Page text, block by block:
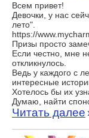
Всем привет!
Девочки, у нас
лето".
https://
Призы просто
Если честно, мне
откликнулось.
Ведь у каждого с
интересные
Хотелось бы их
Думаю, найти
Читать далее